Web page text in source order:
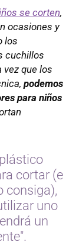
se corten,
ocasiones y
los
cuchillos
vez que los
podemos
para niños
cortar (e
consiga),
uno
un